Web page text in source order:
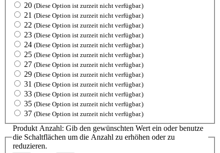
20 (Diese Option ist zurzeit nicht verfügbar.)
21 (Diese Option ist zurzeit nicht verfügbar.)
22 (Diese Option ist zurzeit nicht verfügbar.)
23 (Diese Option ist zurzeit nicht verfügbar.)
24 (Diese Option ist zurzeit nicht verfügbar.)
25 (Diese Option ist zurzeit nicht verfügbar.)
27 (Diese Option ist zurzeit nicht verfügbar.)
29 (Diese Option ist zurzeit nicht verfügbar.)
31 (Diese Option ist zurzeit nicht verfügbar.)
33 (Diese Option ist zurzeit nicht verfügbar.)
35 (Diese Option ist zurzeit nicht verfügbar.)
37 (Diese Option ist zurzeit nicht verfügbar.)
Produkt Anzahl: Gib den gewünschten Wert ein oder benutze
die Schaltflächen um die Anzahl zu erhöhen oder zu
reduzieren.